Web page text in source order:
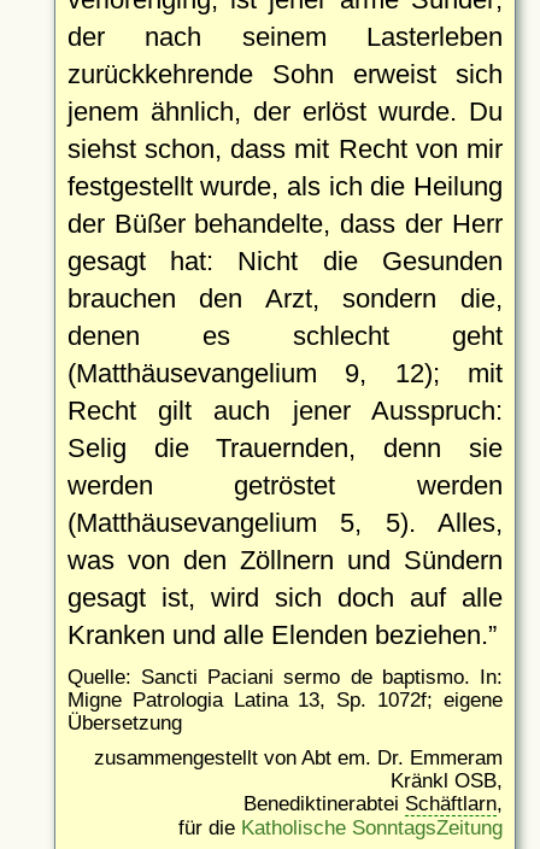
der nach seinem Lasterleben
zurückkehrende Sohn erweist sich
jenem ähnlich, der erlöst wurde. Du
siehst schon, dass mit Recht von mir
festgestellt wurde, als ich die Heilung
der Büßer behandelte, dass der Herr
gesagt hat: Nicht die Gesunden
brauchen den Arzt, sondern die,
denen es schlecht geht
(Matthäusevangelium 9, 12); mit
Recht gilt auch jener Ausspruch:
Selig die Trauernden, denn sie
werden getröstet werden
(Matthäusevangelium 5, 5). Alles,
was von den Zöllnern und Sündern
gesagt ist, wird sich doch auf alle
Kranken und alle Elenden beziehen.
Quelle: Sancti Paciani sermo de baptismo. In:
Migne Patrologia Latina 13, Sp. 1072f; eigene
Übersetzung
zusammengestellt von Abt em. Dr. Emmeram
Kränkl OSB,
Benediktinerabtei Schäftlarn,
für die Katholische SonntagsZeitung